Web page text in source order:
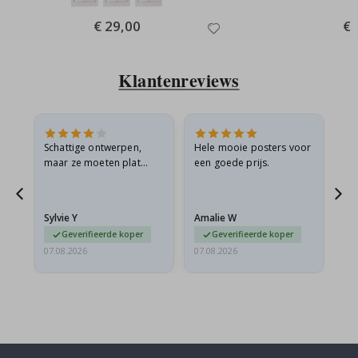
Special
Price
€ 29,00 €
Klantenreviews
Schattige ontwerpen,
maar ze moeten plat
beetje…
Sylvie Y
Geverifieerde koper
07.08.2026
Hele mooie posters voor
een goede prijs.
Amalie W
Geverifieerde koper
07.08.2026